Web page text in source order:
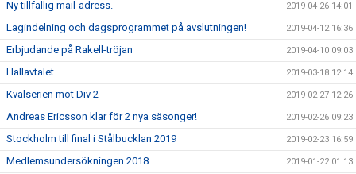
Ny tillfällig mail-adress. 2019-04-26 14:01
Lagindelning och dagsprogrammet på avslutningen! 2019-04-12 16:36
Erbjudande på Rakell-tröjan 2019-04-10 09:03
Hallavtalet 2019-03-18 12:14
Kvalserien mot Div 2 2019-02-27 12:26
Andreas Ericsson klar för 2 nya säsonger! 2019-02-26 09:23
Stockholm till final i Stålbucklan 2019 2019-02-23 16:59
Medlemsundersökningen 2018 2019-01-22 01:13